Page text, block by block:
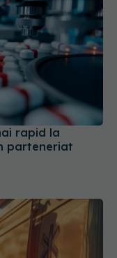
rapid la
parteneriat